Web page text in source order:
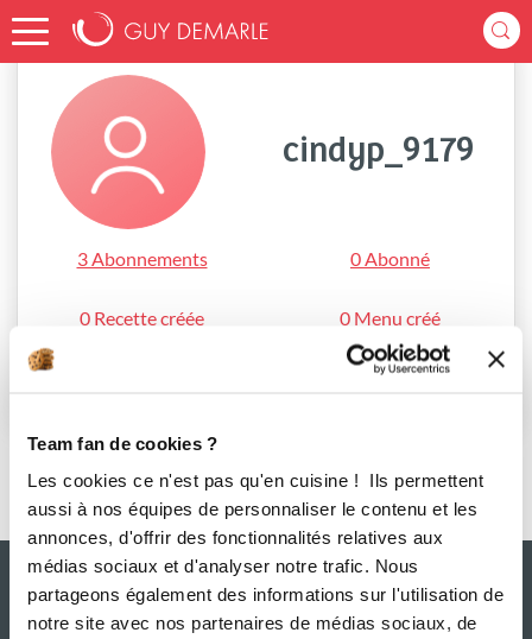
Team fan de cookies ?
Les cookies ce n'est pas qu'en cuisine ! Ils permettent
aussi à nos équipes de personnaliser le contenu et les
annonces, d'offrir des fonctionnalités relatives aux
médias sociaux et d'analyser notre trafic. Nous
partageons également des informations sur l'utilisation de
notre site avec nos partenaires de médias sociaux, de
Accueil cindyp_9179
cindyp_9179
3 Abonnements 0 Abonné
0 Recette créée 0 Menu créé